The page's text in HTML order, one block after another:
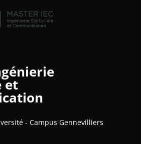
et
- Campus Gennevilliers